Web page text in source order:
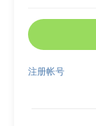
注册帐号